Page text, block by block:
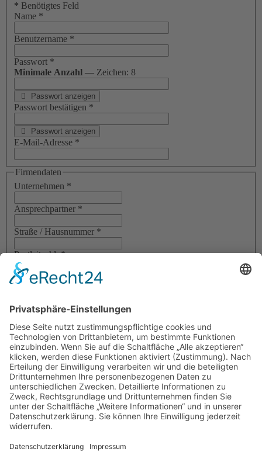
* Benötigtes Feld
Name *
Benutzername *
Passwort *
Minimale Anzahl — Zeichen: 8
Passwort anzeigen
Passwort bestätigen *
Passwort anzeigen
E-Mail-Adresse *
Firmendaten
Unternehmen *
Ansprechpartner *
Straße / Hausnummer *
Postleitzahl*
Ort*
Telefax
Rechnungsanschrift, falls abweichend
Datenschutz*
Datenschutz
Ich habe dieTeilnahmebedingungensowie die
Datenschutzerklärungzur Kenntnis genommen und akzeptiere
sie.